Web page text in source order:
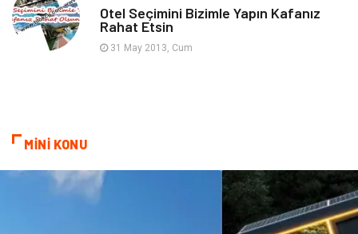
Mobilya
Otel Seçimini Bizimle Yapın Kafanız
Rahat Etsin
31 May 2013, Cum
MİNİ KONU